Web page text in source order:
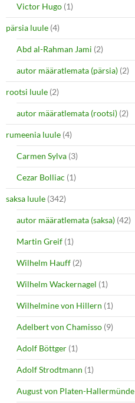
Victor Hugo (1)
pärsia luule (4)
Abd al-Rahman Jami (2)
autor määratlemata (pärsia) (2)
rootsi luule (2)
autor määratlemata (rootsi) (2)
rumeenia luule (4)
Carmen Sylva (3)
Cezar Bolliac (1)
saksa luule (342)
autor määratlemata (saksa) (42)
Martin Greif (1)
Wilhelm Hauff (2)
Wilhelm Wackernagel (1)
Wilhelmine von Hillern (1)
Adelbert von Chamisso (9)
Adolf Böttger (1)
Adolf Strodtmann (1)
August von Platen-Hallermünde